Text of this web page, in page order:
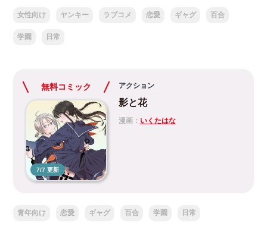
女性向け ヤンキー ラブコメ 恋愛 ギャグ 百合
学園 日常
無料コミック
7/7 更新
アクション
影と花
漫画： いくたはな
青年向け 恋愛 ギャグ 百合 学園 日常